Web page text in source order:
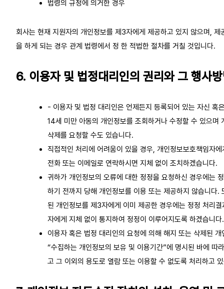
법령의 규정에 의거한 경우
회사는 현재 지원자의 개인정보를 제3자에게 제공하고 있지 않으며, 제
을 하게 되는 경우 관계 법령에서 정 한 적법한 절차를 거칠 것입니다.
6. 이용자 및 법정대리인의 권리와 그 행사
- 이용자 및 법정 대리인은 언제든지 등록되어 있는 자신 혹
14세 미만 아동의 개인정보를 조회하거나 수정할 수 있으며
삭제를 요청할 수도 있습니다.
직접적인 처리에 어려움이 있을 경우, 개인정보보호책임자에
전화 또는 이메일로 연락하시면 지체 없이 조치하겠습니다.
귀하가 개인정보의 오류에 대한 정정을 요청하신 경우에는
하기 전까지 당해 개인정보를 이용 또는 제공하지 않습니다.
된 개인정보를 제3자에게 이미 제공한 경우에는 정정 처리
자에게 지체 없이 통지하여 정정이 이루어지도록 하겠습니다.
이용자 혹은 법정 대리인의 요청에 의해 해지 또는 삭제된 개
“수집하는 개인정보의 보유 및 이용기간”에 명시된 바에 따
고 그 이외의 용도로 열람 또는 이용할 수 없도록 처리하고